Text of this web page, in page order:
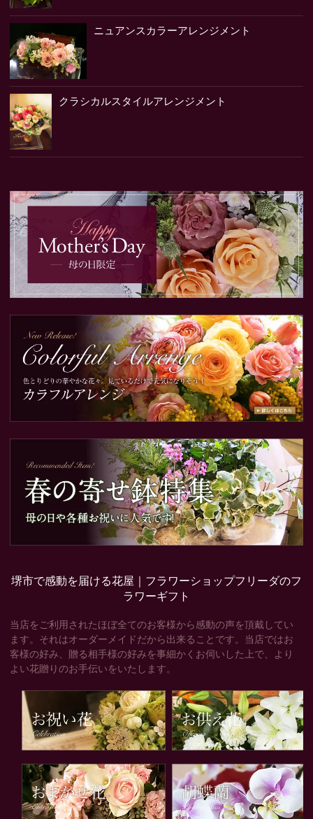
ニュアンスカラーアレンジメント
クラシカルスタイルアレンジメント
堺市で感動を届ける花屋｜フラワーショップフリーダのフ
ラワーギフト
当店をご利用されたほぼ全てのお客様から感動の声を頂戴してい
ます。それはオーダーメイドだから出来ることです。当店ではお
客様の好み、贈る相手様の好みを事細かくお伺いした上で、より
よい花贈りのお手伝いをいたします。